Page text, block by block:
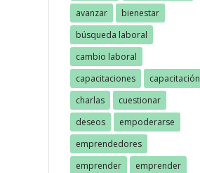
avanzar
bienestar
búsqueda laboral
cambio laboral
capacitaciones
capacitación
charlas
cuestionar
deseos
empoderarse
emprendedores
emprender
emprender